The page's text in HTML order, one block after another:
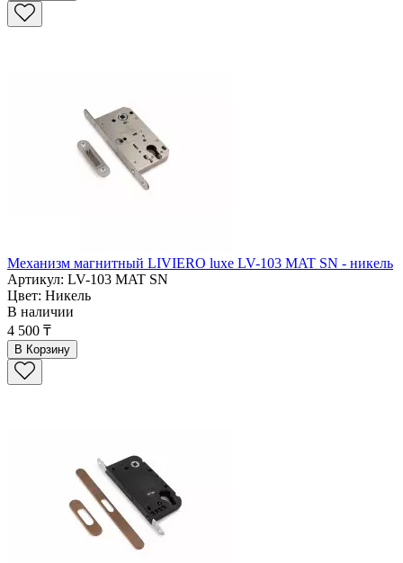
Механизм магнитный LIVIERO luxe LV-103 MAT SN - никель
Артикул: LV-103 MAT SN
Цвет: Никель
В наличии
4 500 ₸
В Корзину